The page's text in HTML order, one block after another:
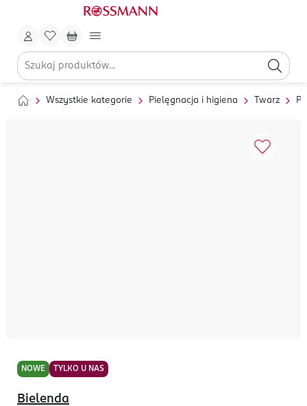
Wszystkie kategorie Pielęgnacja i higiena Twarz
NOWE TYLKO U NAS
Bielenda